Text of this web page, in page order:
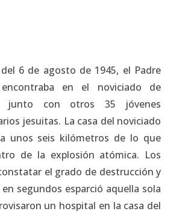
6 de agosto de 1945, el Padre
en el noviciado de
junto con otros 35 jóvenes
jesuitas. La casa del noviciado
unos seis kilómetros de lo que
de la explosión atómica. Los
el grado de destrucción y
segundos esparció aquella sola
un hospital en la casa del